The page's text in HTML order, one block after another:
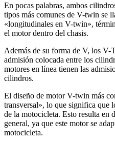
En pocas palabras, ambos
tipos más comunes de V-twin se
«longitudinales en V-twin»,
el motor dentro del chasis.
Además de su forma de V, los V-
admisión colocada entre los
motores en línea tienen las
cilindros.
El diseño de motor V-twin más
transversal», lo que significa que
de la motocicleta. Esto resulta en
general, ya que este motor se
motocicleta.